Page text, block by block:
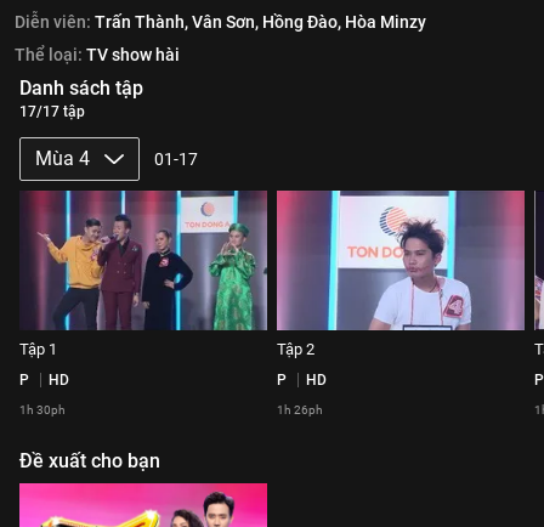
Diễn viên: Trấn Thành,Vân Sơn, Hồng Đào, Hòa Minzy
Thể loại: TV show hài
Danh sách tập
17/17 tập
Mùa 4 01-17
Tập 1
P HD
1h 30ph
Tập 2
P HD
1h 26ph
P
Đề xuất cho bạn